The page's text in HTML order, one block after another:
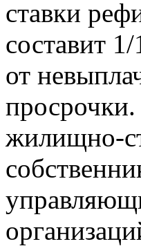
ставки
составит
от
жилищно-